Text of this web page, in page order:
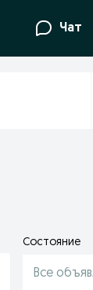
Чат
Состояние
Все